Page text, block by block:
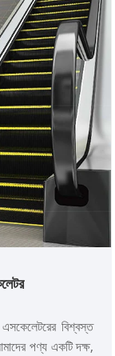
বিশ্বস্ত
পণ্য একটি দক্ষ,